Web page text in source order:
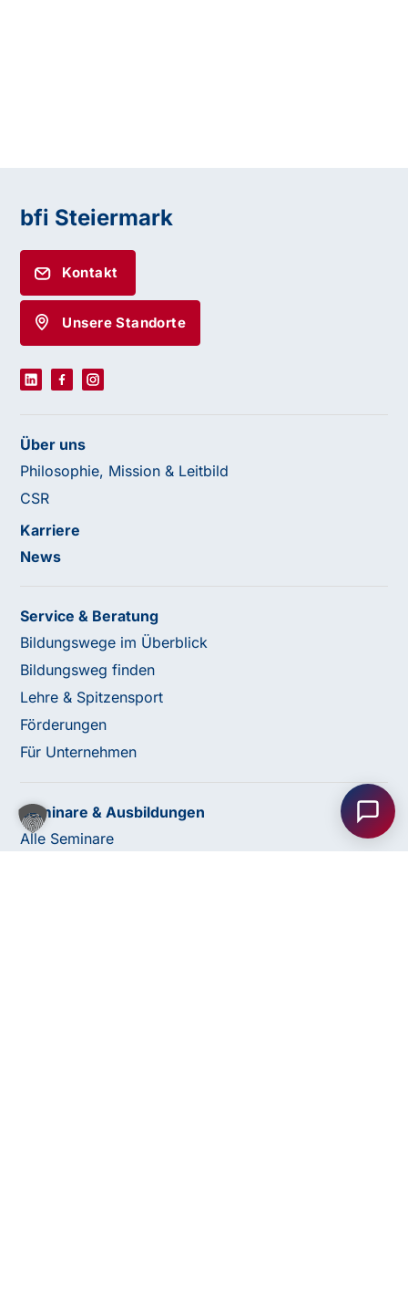
Haben Sie Fragen oder benötigen Sie
Unser Team ist gerne für Sie da! Nehmen Sie jetzt
Kontakt mit uns auf – wir freuen uns auf Ihre Anfrage.
bfi Steiermark
Kontakt
Unsere Standorte
Über uns
Philosophie, Mission & Leitbild
CSR
Karriere
News
Service & Beratung
Bildungswege im Überblick
Bildungsweg finden
Lehre & Spitzensport
Förderungen
Für Unternehmen
Seminare & Ausbildungen
Alle Seminare